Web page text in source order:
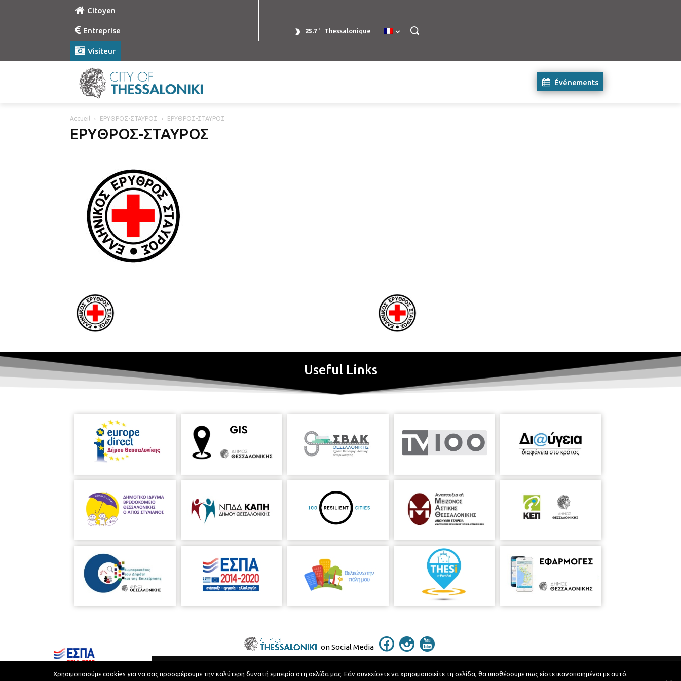
Citoyen
Entreprise
Visiteur
25.7 C Thessalonique
Événements
Accueil ΕΡΥΘΡΟΣ-ΣΤΑΥΡΟΣ ΕΡΥΘΡΟΣ-ΣΤΑΥΡΟΣ
ΕΡΥΘΡΟΣ-ΣΤΑΥΡΟΣ
Useful Links
on Social Media
Municipality of Thessaloniki © 2026
Developed byMyCompany Projects
Χρησιμοποιούμε cookies για να σας προσφέρουμε την καλύτερη δυνατή εμπειρία στη σελίδα μας. Εάν συνεχίσετε να χρησιμοποιείτε τη σελίδα, θα υποθέσουμε πως είστε ικανοποιημένοι με αυτό.